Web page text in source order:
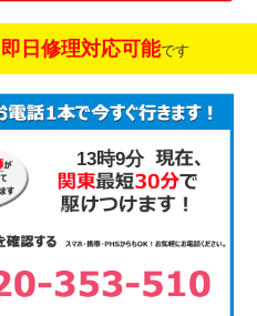
即日修理対応可能です
13時9分